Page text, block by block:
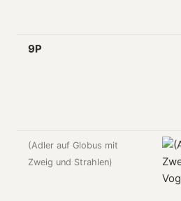
9P
(Adler auf Globus mit
Zweig und Strahlen)